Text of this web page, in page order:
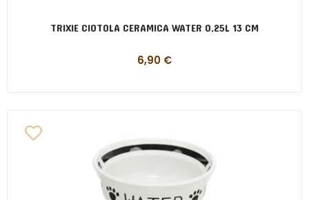
TRIXIE CIOTOLA CERAMICA WATER 0,25L 13 CM
6,90 €